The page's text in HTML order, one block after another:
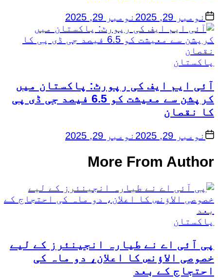
on نومبر 29, 2025 نومبر 29, 2025
Posted
پاکستان
آئی ایم ایف کی رپورٹ: پاکستان میں
کرپشن سے معیشت کو 6.5 فیصد جی ڈی پی
کا نقصان
on نومبر 29, 2025 نومبر 29, 2025
More From Author
Posted
پاکستان
پی آئی اے نے طیارہ انجینئرز کے لیے
خصوصی الاؤنس کا اعلان، دو ماہ کی
احتجاج کے بعد